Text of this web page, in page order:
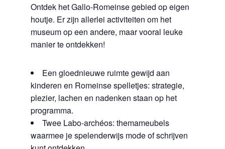
Ontdek het Gallo-Romeinse gebied op eigen
houtje. Er zijn allerlei activiteiten om het
museum op een andere, maar vooral leuke
manier te ontdekken!
Een gloednieuwe ruimte gewijd aan
kinderen en Romeinse spelletjes: strategie,
plezier, lachen en nadenken staan op het
programma.
Twee Labo-archéos: themameubels
waarmee je spelenderwijs mode of schrijven